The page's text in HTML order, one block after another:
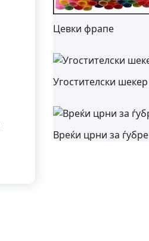
Цевки фрапе
Угостителски шекер
Вреќи црни за ѓубре